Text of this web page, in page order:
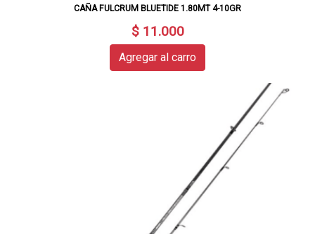
CAÑA FULCRUM BLUETIDE 1.80MT 4-10GR
$ 11.000
Agregar al carro